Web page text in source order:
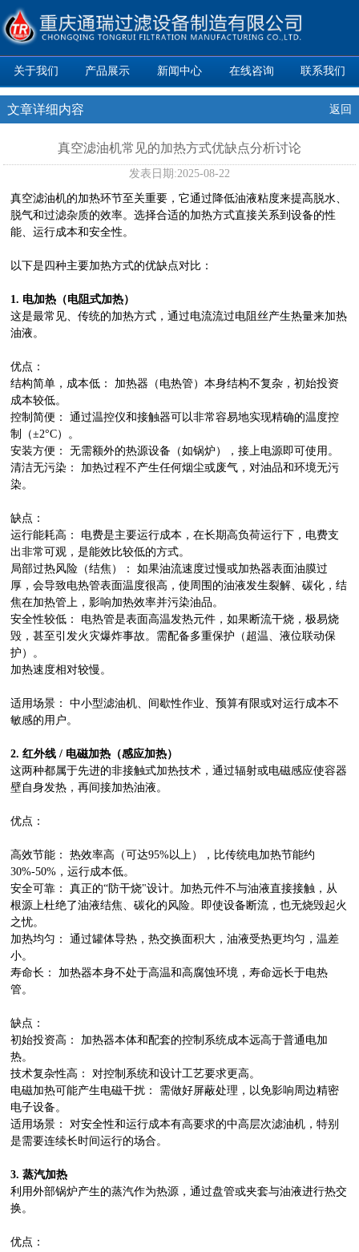
关于我们 产品展示 新闻中心 在线咨询 联系我们
文章详细内容 返回
真空滤油机常见的加热方式优缺点分析讨论
发表日期:2025-08-22
真空滤油机的加热环节至关重要，它通过降低油液粘度来提高脱水、
脱气和过滤杂质的效率。选择合适的加热方式直接关系到设备的性
能、运行成本和安全性。
以下是四种主要加热方式的优缺点对比：
1. 电加热（电阻式加热）
这是最常见、传统的加热方式，通过电流流过电阻丝产生热量来加热
油液。
优点：
结构简单，成本低： 加热器（电热管）本身结构不复杂，初始投资
成本较低。
控制简便： 通过温控仪和接触器可以非常容易地实现精确的温度控
制（±2°C）。
安装方便： 无需额外的热源设备（如锅炉），接上电源即可使用。
清洁无污染： 加热过程不产生任何烟尘或废气，对油品和环境无污
染。
缺点：
运行能耗高： 电费是主要运行成本，在长期高负荷运行下，电费支
出非常可观，是能效比较低的方式。
局部过热风险（结焦）： 如果油流速度过慢或加热器表面油膜过
厚，会导致电热管表面温度很高，使周围的油液发生裂解、碳化，结
焦在加热管上，影响加热效率并污染油品。
安全性较低： 电热管是表面高温发热元件，如果断流干烧，极易烧
毁，甚至引发火灾爆炸事故。需配备多重保护（超温、液位联动保
护）。
加热速度相对较慢。
适用场景： 中小型滤油机、间歇性作业、预算有限或对运行成本不
敏感的用户。
2. 红外线 / 电磁加热（感应加热）
这两种都属于先进的非接触式加热技术，通过辐射或电磁感应使容器
壁自身发热，再间接加热油液。
优点：
高效节能： 热效率高（可达95%以上），比传统电加热节能约
30%-50%，运行成本低。
安全可靠： 真正的“防干烧"设计。加热元件不与油液直接接触，从
根源上杜绝了油液结焦、碳化的风险。即使设备断流，也无烧毁起火
之忧。
加热均匀： 通过罐体导热，热交换面积大，油液受热更均匀，温差
小。
寿命长： 加热器本身不处于高温和高腐蚀环境，寿命远长于电热
管。
缺点：
初始投资高：
加热器本体和配套的控制系统成本远高于普通电加
热。
技术复杂性高： 对控制系统和设计工艺要求更高。
电磁加热可能产生电磁干扰： 需做好屏蔽处理，以免影响周边精密
电子设备。
适用场景： 对安全性和运行成本有高要求的中高层次滤油机，特别
是需要连续长时间运行的场合。
3. 蒸汽加热
利用外部锅炉产生的蒸汽作为热源，通过盘管或夹套与油液进行热交
换。
优点：